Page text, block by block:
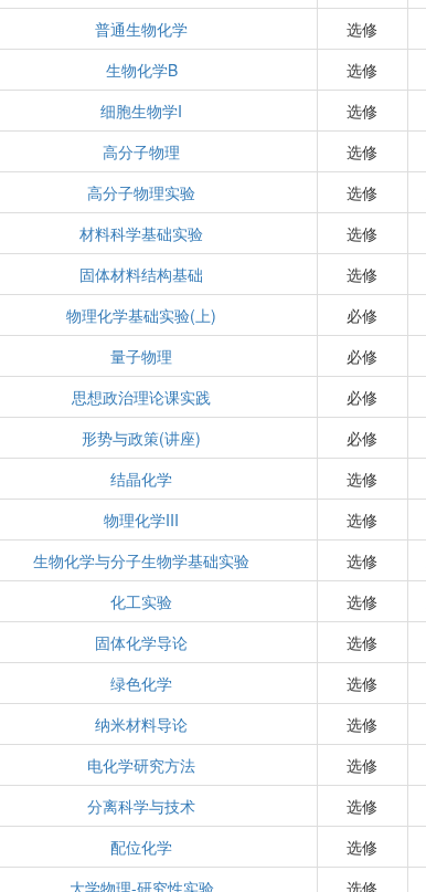
普通生物化学 选修
生物化学B 选修
细胞生物学I 选修
高分子物理 选修
高分子物理实验 选修
材料科学基础实验 选修
固体材料结构基础 选修
物理化学基础实验(上) 必修
量子物理 必修
思想政治理论课实践 必修
形势与政策(讲座) 必修
结晶化学 选修
物理化学III 选修
生物化学与分子生物学基础实验 选修
化工实验 选修
固体化学导论 选修
绿色化学 选修
纳米材料导论 选修
电化学研究方法 选修
分离科学与技术 选修
配位化学 选修
大学物理-研究性实验 选修